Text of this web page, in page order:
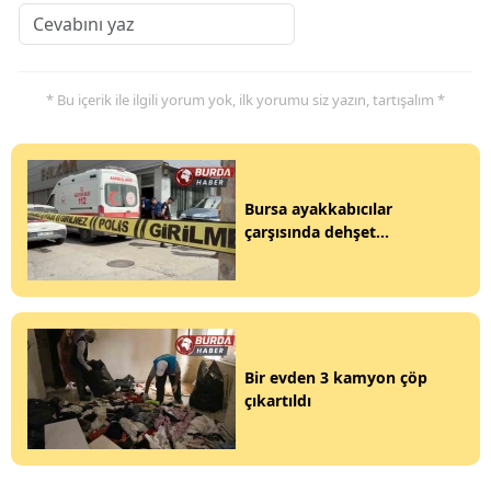
* Bu içerik ile ilgili yorum yok, ilk yorumu siz yazın, tartışalım *
Bursa ayakkabıcılar
çarşısında dehşet...
Bir evden 3 kamyon çöp
çıkartıldı